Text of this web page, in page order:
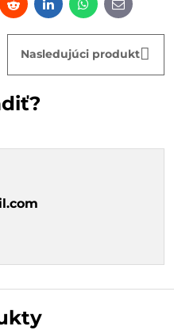
RedditLinkedInWhatsApp
E-
mail
Nasledujúci produkt